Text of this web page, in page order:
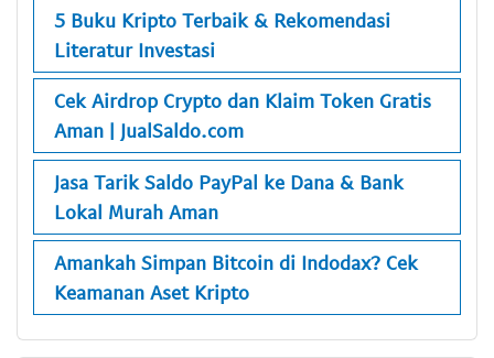
5 Buku Kripto Terbaik & Rekomendasi
Literatur Investasi
Cek Airdrop Crypto dan Klaim Token Gratis
Aman | JualSaldo.com
Jasa Tarik Saldo PayPal ke Dana & Bank
Lokal Murah Aman
Amankah Simpan Bitcoin di Indodax? Cek
Keamanan Aset Kripto